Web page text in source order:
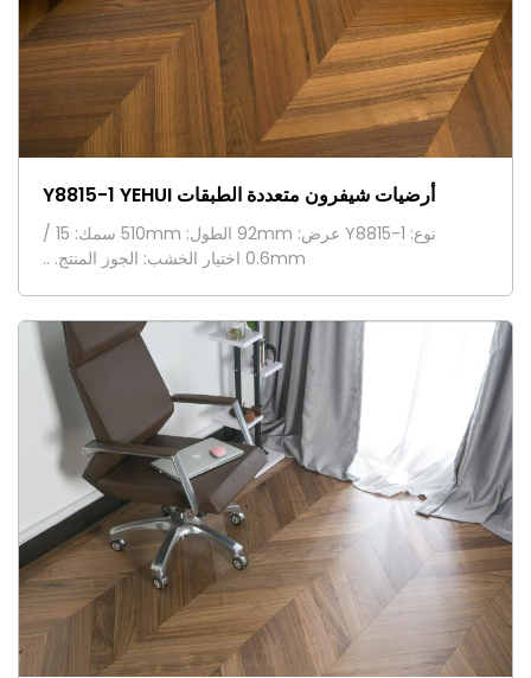
أرضيات شيفرون متعددة الطبقات Y8815-1 YEHUI
نوع: Y8815-1 عرض: 92mm الطول: 510mm سمك: 15 /
0.6mm اختيار الخشب: الجوز المنتج. ..